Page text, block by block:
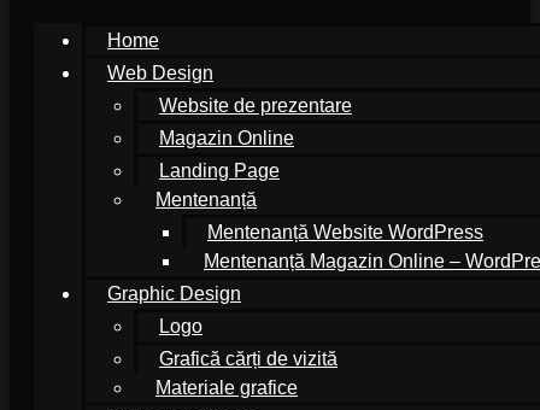
Home
Web Design
Website de prezentare
Magazin Online
Landing Page
Mentenanță
Mentenanță Website WordPress
Mentenanță Magazin Online –
Graphic Design
Logo
Grafică cărți de vizită
Materiale grafice